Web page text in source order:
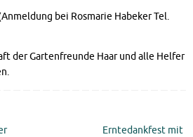
bei Rosmarie Habeker Tel.
der Gartenfreunde Haar und alle Helfer
Erntedankfest mit